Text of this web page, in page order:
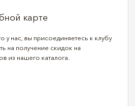
карте
у нас, вы присоединяетесь к клубу
на получение скидок на
из нашего каталога.